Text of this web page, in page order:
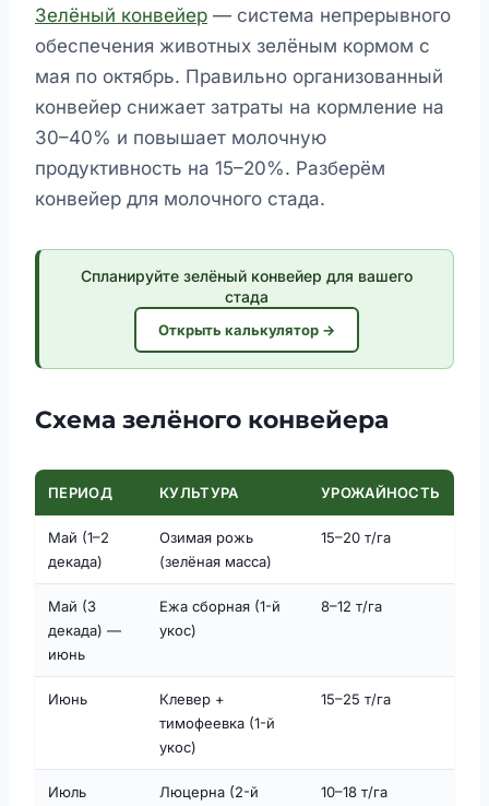
Зелёный конвейер — система непрерывного
обеспечения животных зелёным кормом с
мая по октябрь. Правильно организованный
конвейер снижает затраты на кормление на
30–40% и повышает молочную
продуктивность на 15–20%. Разберём
конвейер для молочного стада.
Спланируйте зелёный конвейер для вашего
стада
Открыть калькулятор →
Схема зелёного конвейера
ПЕРИОД КУЛЬТУРА УРОЖАЙНОСТЬ
Май (1–2
декада)
Озимая рожь
(зелёная масса)
15–20 т/га
Май (3
декада) —
июнь
Ежа сборная (1-й
укос)
8–12 т/га
Июнь
Клевер +
тимофеевка (1-й
укос)
15–25 т/га
Июль
Люцерна (2-й
10–18 т/га